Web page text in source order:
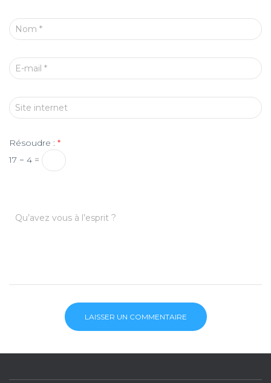
Nom *
E-mail *
Site internet
Résoudre : *
17 − 4 =
Qu’avez vous à l’esprit ?